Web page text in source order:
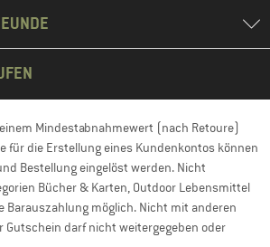
Mindestabnahmewert (nach Retoure)
für die Erstellung eines Kundenkontos können
Bestellung eingelöst werden. Nicht
Bücher & Karten, Outdoor Lebensmittel
Barauszahlung möglich. Nicht mit anderen
Gutschein darf nicht weitergegeben oder